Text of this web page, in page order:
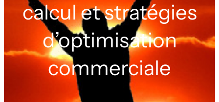
calcul et stratégies
d’optimisation
commerciale